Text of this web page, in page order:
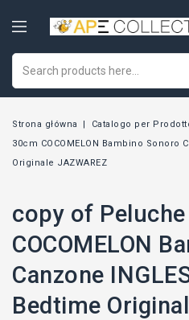
Strona główna Catalogo per
30cm COCOMELON Bambino Sonoro
Originale JAZWAREZ
copy of
COCOMELON
Canzone
Bedtime